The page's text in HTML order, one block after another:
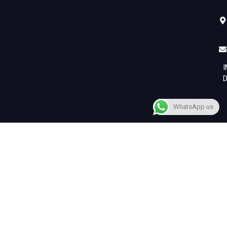
WhatsApp us